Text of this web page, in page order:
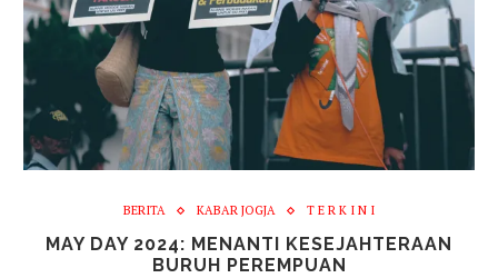
BERITA KABAR JOGJA T E R K I N I
MAY DAY 2024: MENANTI KESEJAHTERAAN
BURUH PEREMPUAN